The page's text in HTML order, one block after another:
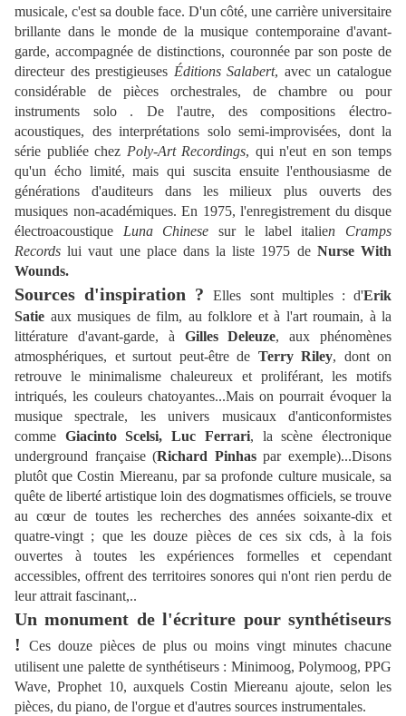
musicale, c'est sa double face. D'un côté, une carrière universitaire
brillante dans le monde de la musique contemporaine d'avant-
garde, accompagnée de distinctions, couronnée par son poste de
directeur des prestigieuses Éditions Salabert, avec un catalogue
considérable de pièces orchestrales, de chambre ou pour
instruments solo . De l'autre, des compositions électro-
acoustiques, des interprétations solo semi-improvisées, dont la
série publiée chez Poly-Art Recordings, qui n'eut en son temps
qu'un écho limité, mais qui suscita ensuite l'enthousiasme de
générations d'auditeurs dans les milieux plus ouverts des
musiques non-académiques. En 1975, l'enregistrement du disque
électroacoustique Luna Chinese sur le label italien Cramps
Records lui vaut une place dans la liste 1975 de Nurse With
Wounds.
Sources d'inspiration ?Elles sont multiples : d'Erik
Satie aux musiques de film, au folklore et à l'art roumain, à la
littérature d'avant-garde, à Gilles Deleuze, aux phénomènes
atmosphériques, et surtout peut-être de Terry Riley, dont on
retrouve le minimalisme chaleureux et proliférant, les motifs
intriqués, les couleurs chatoyantes...Mais on pourrait évoquer la
musique spectrale, les univers musicaux d'anticonformistes
comme Giacinto Scelsi, Luc Ferrari, la scène électronique
underground française (Richard Pinhaspar exemple)...Disons
plutôt que Costin Miereanu, par sa profonde culture musicale, sa
quête de liberté artistique loin des dogmatismes officiels, se trouve
au cœur de toutes les recherches des années soixante-dix et
quatre-vingt ; que les douze pièces de ces six cds, à la fois
ouvertes à toutes les expériences formelles et cependant
accessibles, offrent des territoires sonores qui n'ont rien perdu de
leur attrait fascinant,..
Un monument de l'écriture pour synthétiseurs
!
Ces douze pièces de plus ou moins vingt minutes chacune
utilisent une palette de synthétiseurs : Minimoog, Polymoog, PPG
Wave, Prophet 10, auxquels Costin Miereanu ajoute, selon les
pièces, du piano, de l'orgue et d'autres sources instrumentales.